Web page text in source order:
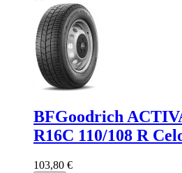
BFGoodrich
R16C 110/108 R
103,80 €